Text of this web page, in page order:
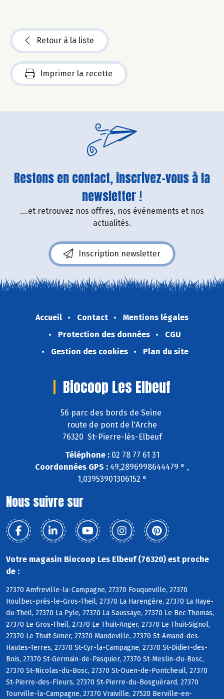
Retour à la liste
Imprimer la recette
Restons en contact, inscrivez-vous à la
newsletter !
....et retrouvez nos offres, nos événements et nos
actualités.
Inscription newsletter
Accueil Contact
Mentions légales
Protection des données
CGU
Gestion des cookies
Plan du site
Biocoop Les Elbeuf
56 parc des bords de Seine
route de pont de l'Arche
76320 St-Pierre-lès-Elbeuf
Téléphone :02 78 77 61 31
Coordonnées GPS : 49,2896998644479 ° ,
1,03953901306152 °
Nous suivre sur
Votre magasin Biocoop Les Elbeuf (76320) est proche
de :
27370 Amfreville-la-Campagne, 27370 Fouqueville, 27370
Houlbec-près-le-Gros-Theil, 27370 La Harengère, 27370 La Haye-
du-Theil, 27370 La Pyle, 27370 La Saussaye, 27370 Le Bec-Thomas,
27370 Le Gros-Theil, 27370 Le Thuit-Anger, 27370 Le Thuit-Signol,
27370 Le Thuit-Simer, 27370 Mandeville, 27370 St-Amand-des-
Hautes-Terres, 27370 St-Cyr-la-Campagne, 27370 St-Didier-des-
Bois, 27370 St-Germain-de-Pasquier, 27370 St-Meslin-du-Bosc,
27370 St-Nicolas-du-Bosc, 27370 St-Ouen-de-Pontcheuil, 27370
St-Pierre-des-Fleurs, 27370 St-Pierre-du-Bosguérard, 27370
Tourville-la-Campagne, 27370 Vraiville, 27520 Berville-en-